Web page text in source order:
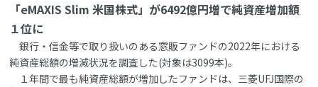
「eMAXIS Slim 米国株式」が6492億円増で純資産増加額
１位に
銀行・信金等で取り扱いのある窓販ファンドの2022年における
純資産総額の増減状況を調査した(対象は3099本)。
１年間で最も純資産総額が増加したファンドは、三菱UFJ国際の